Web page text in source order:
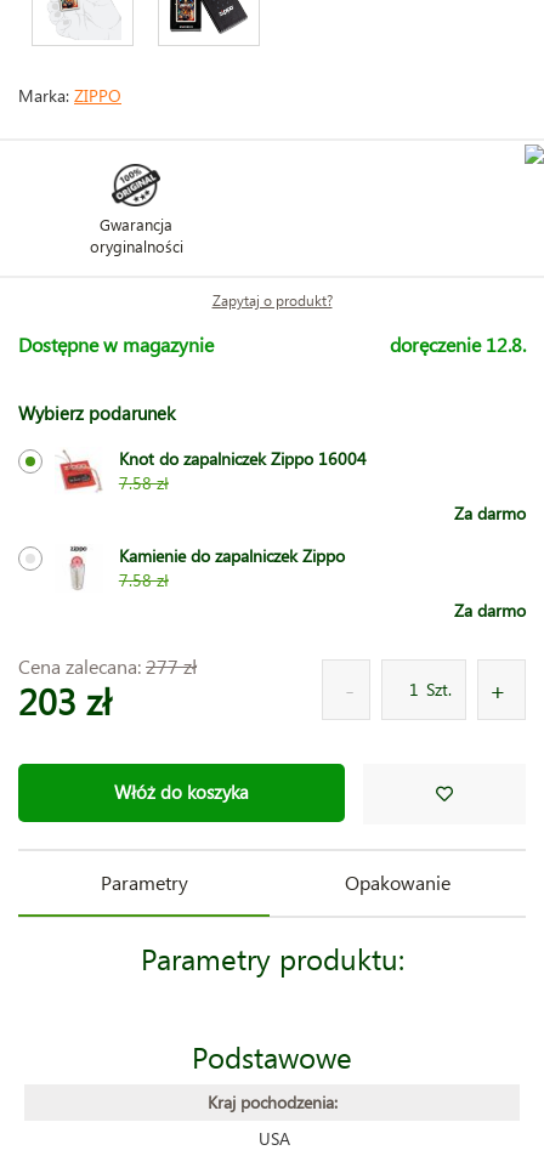
Marka: ZIPPO
Gwarancja
oryginalności
Zapytaj o produkt?
Dostępne w magazynie doręczenie 12.8.
Wybierz podarunek
Knot do zapalniczek Zippo 16004
7.58 zł
Za darmo
Kamienie do zapalniczek Zippo
7.58 zł
Za darmo
Cena zalecana:277 zł
203 zł Szt.
Włóż do koszyka
Parametry Opakowanie
Parametry produktu:
Podstawowe
Kraj pochodzenia:
USA